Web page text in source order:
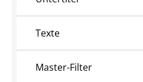
Texte
Master-Filter